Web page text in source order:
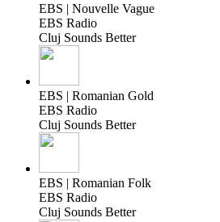
EBS | Nouvelle Vague
EBS Radio
Cluj Sounds Better
EBS | Romanian Gold
EBS Radio
Cluj Sounds Better
EBS | Romanian Folk
EBS Radio
Cluj Sounds Better